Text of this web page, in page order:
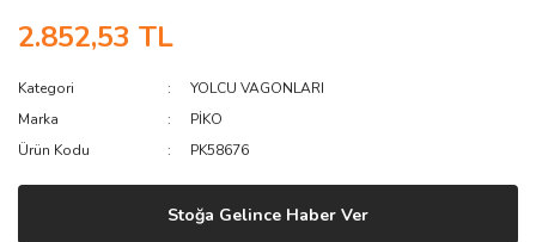
2.852,53 TL
Kategori
YOLCU VAGONLARI
Marka
PİKO
Ürün Kodu
PK58676
Stoğa Gelince Haber Ver